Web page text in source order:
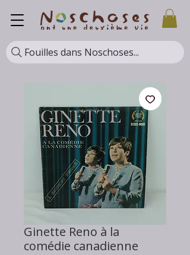
Fouilles dans Noschoses...
Ginette Reno à la
comédie canadienne